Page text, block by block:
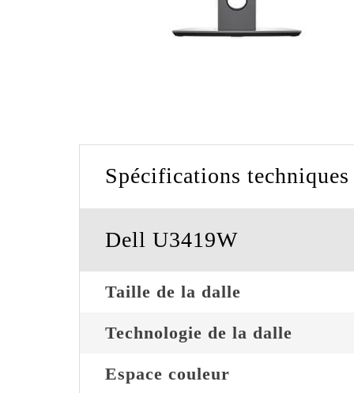
Spécifications techniques
Dell U3419W
Taille de la dalle
Technologie de la dalle
Espace couleur